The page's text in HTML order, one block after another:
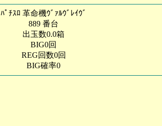
ﾊﾟﾁｽﾛ 革命機ｳﾞｧﾙｳﾞﾚｲｳﾞ
889 番台
出玉数0.0箱
BIG0回
REG回数0回
BIG確率0